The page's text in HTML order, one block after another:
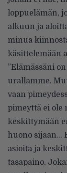
loppuelämän,
alkuun ja
minua
käsittelemään
”Elämässäni
urallamme.
vaan
pimeyttä ei ole
keskittymään
huono sijaan…
asioita ja
tasapaino.